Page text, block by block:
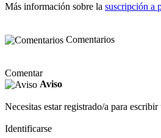
Más información sobre la suscripción a
Comentarios
Comentar
Aviso
Necesitas estar registrado/a para
Identificarse